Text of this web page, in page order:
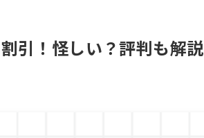
引！怪しい？評判も解説